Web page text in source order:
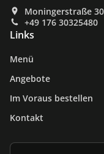
Moningerstraße
+49 176 30325480
Links
Menü
Angebote
Im Voraus bestellen
Kontakt